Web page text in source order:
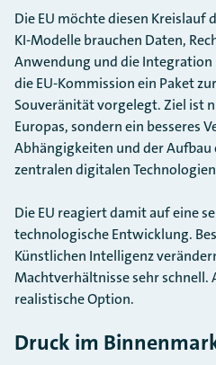
Die EU möchte diesen Kreislauf
KI-Modelle brauchen Daten,
Anwendung und die Integration
die EU-Kommission ein Paket
Souveränität vorgelegt. Ziel ist
Europas, sondern ein besseres
Abhängigkeiten und der Aufbau
zentralen digitalen
Die EU reagiert damit auf eine
technologische Entwicklung.
Künstlichen Intelligenz
Machtverhältnisse sehr schnell.
realistische Option.
Druck im